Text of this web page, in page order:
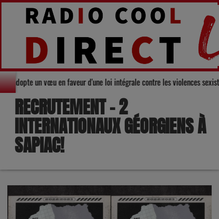
du Gers adopte un vœu en faveur d'une loi intégrale contre les
RECRUTEMENT – 2
INTERNATIONAUX GÉORGIENS À
SAPIAC!